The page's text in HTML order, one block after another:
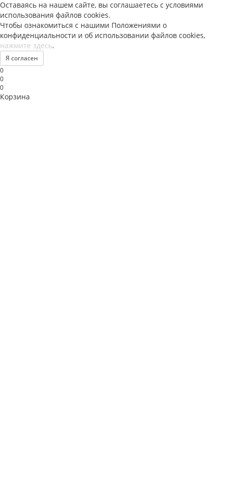
Оставаясь на нашем сайте, вы соглашаетесь с условиями
использования файлов cookies.
Чтобы ознакомиться с нашими Положениями о
конфиденциальности и об использовании файлов cookies,
нажмите здесь.
Я согласен
0
0
0
Корзина